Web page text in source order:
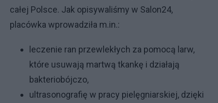
całej Polsce. Jak opisywaliśmy w Salon24,
placówka wprowadziła m.in.:
leczenie ran przewlekłych za pomocą larw,
które usuwają martwą tkankę i działają
bakteriobójczo,
ultrasonografię w pracy pielęgniarskiej, dzięki